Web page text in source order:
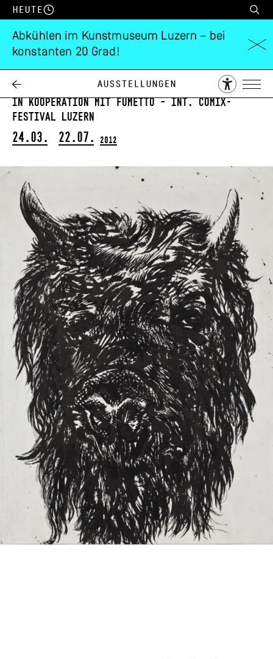
Heute
Abkühlen im Kunstmuseum Luzern – bei
konstanten 20 Grad!
Ausstellungen
Raymond Pettibon
Whuytuyp
in Kooperation mit Fumetto – Int. Comix-
Festival Luzern
24.03. 22.07. 2012